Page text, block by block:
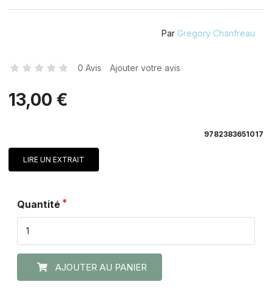
Par Gregory Chanfreau
0 Avis Ajouter votre avis
13,00 €
9782383651017
LIRE UN EXTRAIT
Quantité
AJOUTER AU PANIER